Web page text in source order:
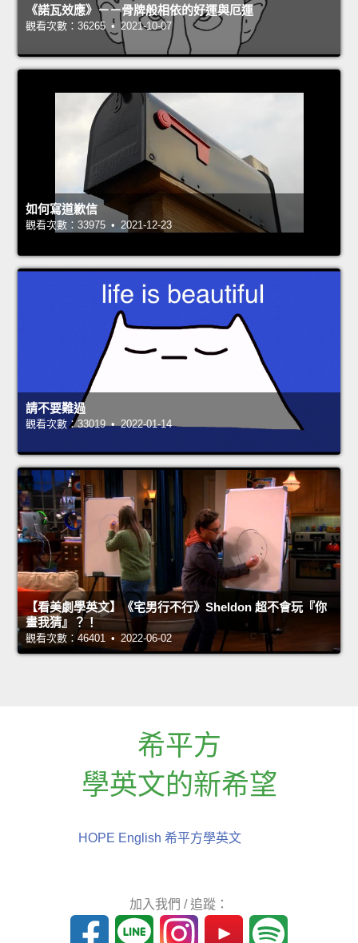
《諾瓦效應》－－骨牌般相依的好運與厄運
觀看次數：36265 • 2021-10-07
如何寫道歉信
觀看次數：33975 • 2021-12-23
請不要難過
觀看次數：33019 • 2022-01-14
【看美劇學英文】《宅男行不行》Sheldon 超不會玩『你
畫我猜』？！
觀看次數：46401 • 2022-06-02
希平方
學英文的新希望
HOPE English 希平方學英文
加入我們 / 追蹤：